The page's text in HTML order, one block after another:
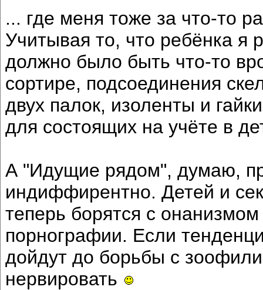
... где меня тоже за что-то
Учитывая то, что ребёнка я
должно было быть что-то
сортире, подсоединения
двух палок, изоленты и
для состоящих на учёте в
А "Идущие рядом", думаю,
индиффирентно. Детей и
теперь борятся с
порнографии. Если
дойдут до борьбы с
нервировать